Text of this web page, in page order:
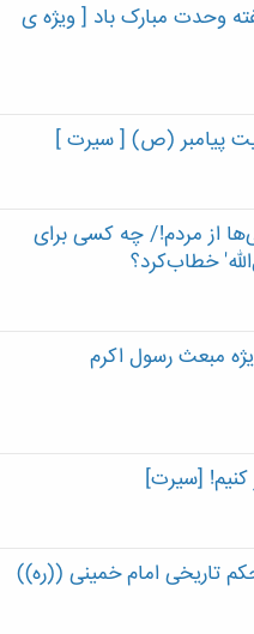
وحدت مبارک باد [ ویژه ی
پیامبر (ص) [ سیرت ]
از مردم!/ چه کسی برای
خطاب‌کرد؟
مبعث رسول اکرم
[سیرت]
تاریخی امام خمینی ((ره))